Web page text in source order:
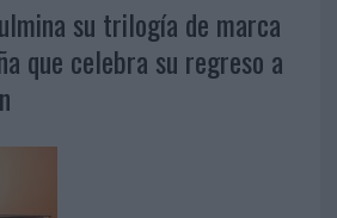
su trilogía de marca
que celebra su regreso a